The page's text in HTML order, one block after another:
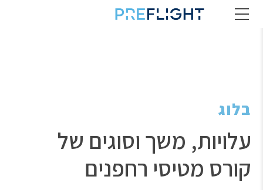
בלוג
עלויות, משך וסוגים של
קורס מטיסי רחפנים